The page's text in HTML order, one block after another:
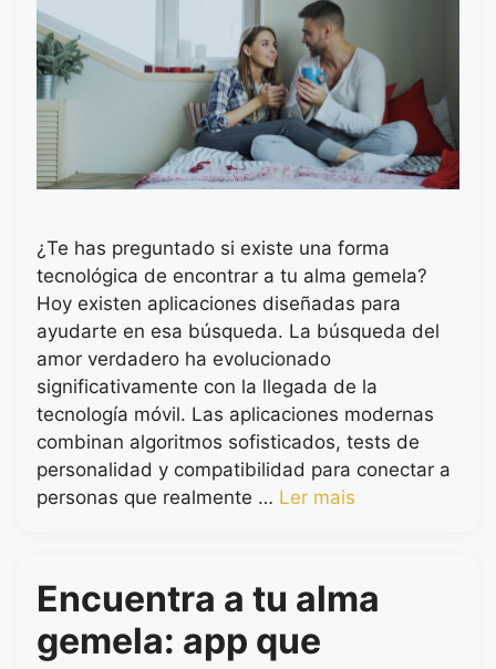
¿Te has preguntado si existe una forma
tecnológica de encontrar a tu alma gemela?
Hoy existen aplicaciones diseñadas para
ayudarte en esa búsqueda. La búsqueda del
amor verdadero ha evolucionado
significativamente con la llegada de la
tecnología móvil. Las aplicaciones modernas
combinan algoritmos sofisticados, tests de
personalidad y compatibilidad para conectar a
personas que realmente … Ler mais
Encuentra a tu alma
gemela: app que